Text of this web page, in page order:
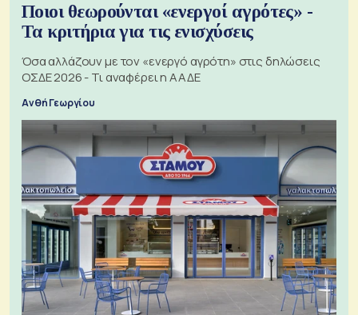
Ποιοι θεωρούνται «ενεργοί αγρότες» -
Τα κριτήρια για τις ενισχύσεις
Όσα αλλάζουν με τον «ενεργό αγρότη» στις δηλώσεις
ΟΣΔΕ 2026 - Τι αναφέρει η ΑΑΔΕ
Ανθή Γεωργίου